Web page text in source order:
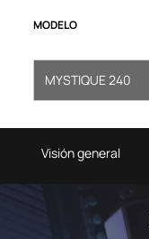
MODELO
MYSTIQUE 240
Visión general